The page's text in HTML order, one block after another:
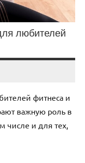
любителей
фитнеса и
важную роль в
числе и для тех,